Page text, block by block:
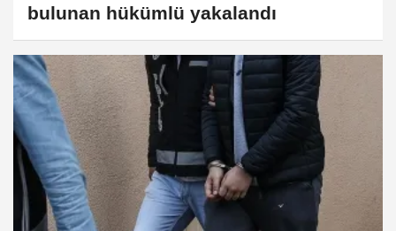
bulunan hükümlü yakalandı